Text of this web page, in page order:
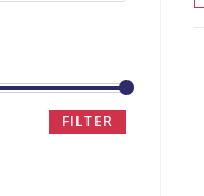
FILTER